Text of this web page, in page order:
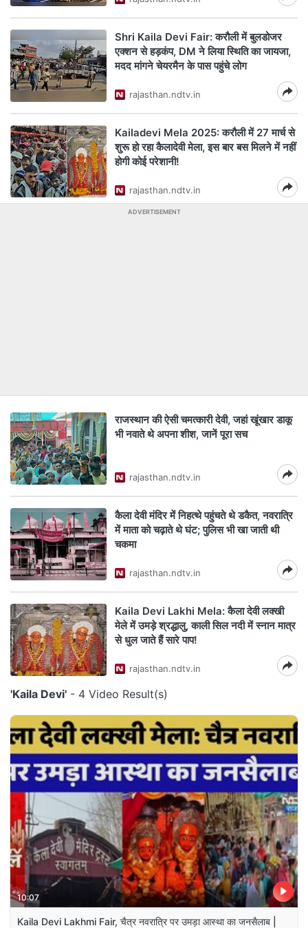
Shri Kaila Devi Fair: करौली में बुलडोजर
एक्शन से हड़कंप, DM ने लिया स्थिति का जायजा,
मदद मांगने चेयरमैन के पास पहुंचे लोग
rajasthan.ndtv.in
Kailadevi Mela 2025: करौली में 27 मार्च से
शुरू हो रहा कैलादेवी मेला, इस बार बस मिलने में नहीं
होगी कोई परेशानी!
rajasthan.ndtv.in
ADVERTISEMENT
राजस्थान की ऐसी चमत्कारी देवी, जहां खूंखार डाकू
भी नवाते थे अपना शीश, जानें पूरा सच
rajasthan.ndtv.in
कैला देवी मंदिर में निहत्थे पहुंचते थे डकैत, नवरात्रि
में माता को चढ़ाते थे घंट; पुलिस भी खा जाती थी
चकमा
rajasthan.ndtv.in
Kaila Devi Lakhi Mela: कैला देवी लक्खी
मेले में उमड़े श्रद्धालु, काली सिल नदी में स्नान मात्र
से धुल जाते हैं सारे पाप!
rajasthan.ndtv.in
'Kaila Devi' - 4 Video Result(s)
10:07
Kaila Devi Lakhmi Fair, चैत्र नवरात्रि पर उमड़ा आस्था का जनसैलाब |